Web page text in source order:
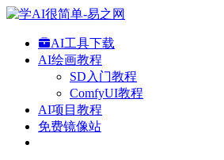
AI工具下载
AI绘画教程
SD入门教程
ComfyUI教程
AI项目教程
免费镜像站